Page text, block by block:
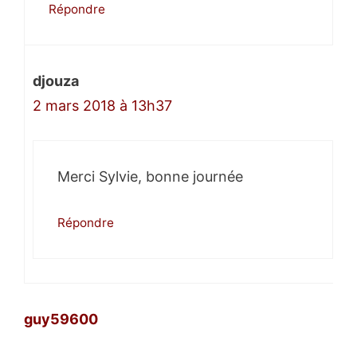
Répondre
djouza
2 mars 2018 à 13h37
Merci Sylvie, bonne journée
Répondre
guy59600